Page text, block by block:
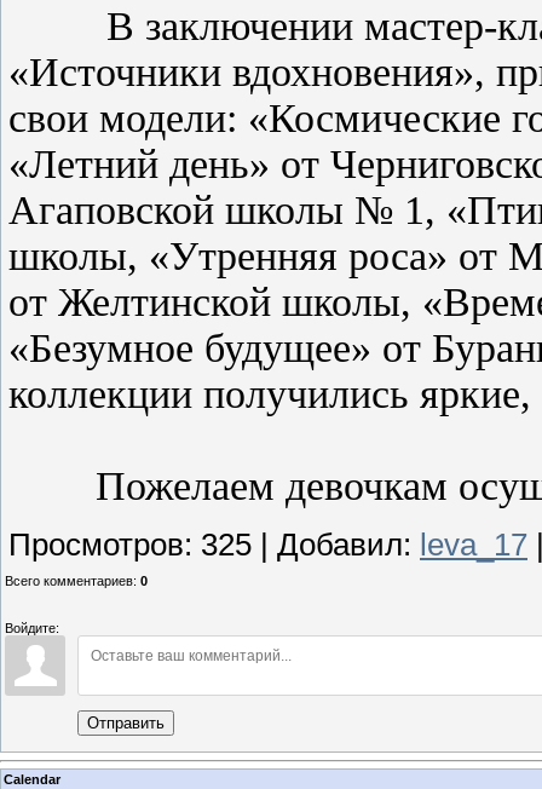
В заключении мастер-
«Источники вдохновения»,
свои модели: «Космические
«Летний день» от
Агаповской школы № 1,
школы, «Утренняя роса» от
от Желтинской школы,
«Безумное будущее» от
коллекции получились
Пожелаем девочкам
Просмотров: 325 Добавил: leva_17
Всего комментариев: 0
Войдите:
Отправить
Calendar